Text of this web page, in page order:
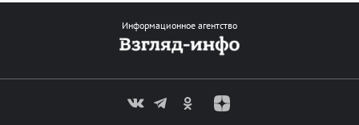
Информационное агентство